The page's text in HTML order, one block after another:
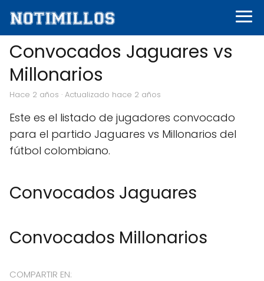
Convocados Jaguares vs
Millonarios
hace 2 años · Actualizado hace 2 años
Este es el listado de jugadores convocado
para el partido Jaguares vs Millonarios del
fútbol colombiano.
Convocados Jaguares
Convocados Millonarios
COMPARTIR EN: